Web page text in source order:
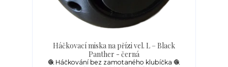
Háčkovací miska na přízi vel. L – Black
Panther - černá
🧶 Háčkování bez zamotaného klubíčka 🧶